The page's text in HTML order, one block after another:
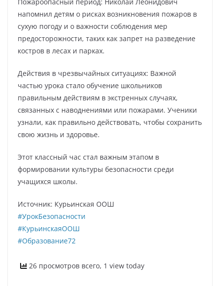
Пожароопасный период: Николай Леонидович
напомнил детям о рисках возникновения пожаров в
сухую погоду и о важности соблюдения мер
предосторожности, таких как запрет на разведение
костров в лесах и парках.
Действия в чрезвычайных ситуациях: Важной
частью урока стало обучение школьников
правильным действиям в экстренных случаях,
связанных с наводнениями или пожарами. Ученики
узнали, как правильно действовать, чтобы сохранить
свою жизнь и здоровье.
Этот классный час стал важным этапом в
формировании культуры безопасности среди
учащихся школы.
Источник: Курьинская ООШ
#УрокБезопасности
#КурьинскаяООШ
#Образование72
26 просмотров всего, 1 view today